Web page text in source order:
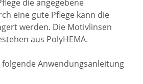
die angegebene
eine gute Pflege kann die
werden. Die Motivlinsen
aus PolyHEMA.
folgende Anwendungsanleitung